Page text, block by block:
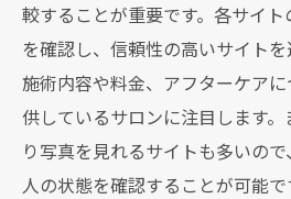
較することが重要です。各サイ
を確認し、信頼性の高いサイトを
施術内容や料金、アフターケア
供しているサロンに注目します
り写真を見れるサイトも多いの
人の状態を確認することが可能